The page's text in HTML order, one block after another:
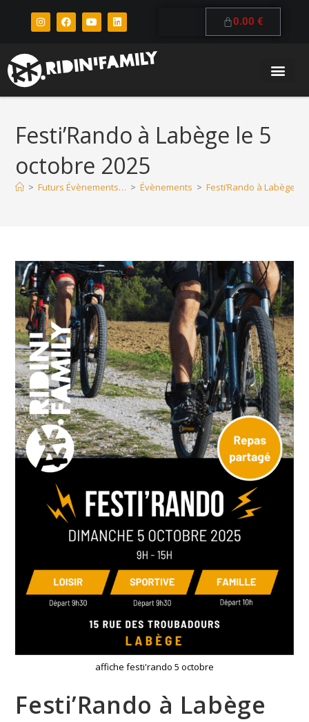
0.00 €
Festi’Rando à Labège le 5
octobre 2025
> Futurs Évènements… > Évènements > Festi’Rando à Labège
affiche festi'rando 5 octobre
Festi’Rando à Labège